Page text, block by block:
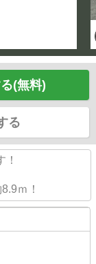
(無料)
る
ｍ！